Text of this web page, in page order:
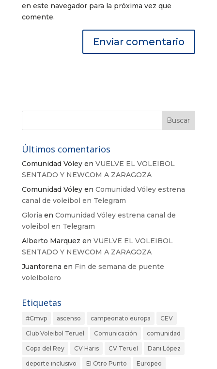
en este navegador para la próxima vez que
comente.
Últimos comentarios
Comunidad Vóleyen VUELVE EL VOLEIBOL
SENTADO Y NEWCOM A ZARAGOZA
Comunidad Vóleyen Comunidad Vóley estrena
canal de voleibol en Telegram
Gloria en Comunidad Vóley estrena canal de
voleibol en Telegram
Alberto Marquez en VUELVE EL VOLEIBOL
SENTADO Y NEWCOM A ZARAGOZA
Juantorena en Fin de semana de puente
voleibolero
Etiquetas
#Cmvp ascenso campeonato europa CEV
Club Voleibol Teruel Comunicación comunidad
Copa del Rey CV Haris CV Teruel Dani López
deporte inclusivo El Otro Punto Europeo